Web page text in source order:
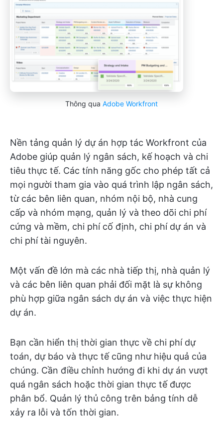
Thông qua Adobe Workfront
Nền tảng quản lý dự án hợp tác Workfront của
Adobe giúp quản lý ngân sách, kế hoạch và chi
tiêu thực tế. Các tính năng gốc cho phép tất cả
mọi người tham gia vào quá trình lập ngân sách,
từ các bên liên quan, nhóm nội bộ, nhà cung
cấp và nhóm mạng, quản lý và theo dõi chi phí
cứng và mềm, chi phí cố định, chi phí dự án và
chi phí tài nguyên.
Một vấn đề lớn mà các nhà tiếp thị, nhà quản lý
và các bên liên quan phải đối mặt là sự không
phù hợp giữa ngân sách dự án và việc thực hiện
dự án.
Bạn cần hiển thị thời gian thực về chi phí dự
toán, dự báo và thực tế cũng như hiệu quả của
chúng. Cần điều chỉnh hướng đi khi dự án vượt
quá ngân sách hoặc thời gian thực tế được
phân bổ. Quản lý thủ công trên bảng tính dễ
xảy ra lỗi và tốn thời gian.